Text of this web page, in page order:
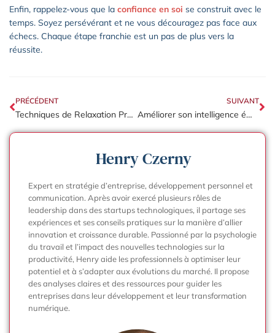
Enfin, rappelez-vous que la confiance en soi se construit avec le
temps. Soyez persévérant et ne vous découragez pas face aux
échecs. Chaque étape franchie est un pas de plus vers la
réussite.
PRÉCÉDENT
Techniques de Relaxation Profonde pour Améliorer le Bien-être en Entreprise
SUIVANT
Améliorer son intelligence émotionnelle pour réussir en entreprise
Henry Czerny
Expert en stratégie d’entreprise, développement personnel et
communication. Après avoir exercé plusieurs rôles de
leadership dans des startups technologiques, il partage ses
expériences et ses conseils pratiques sur la manière d’allier
innovation et croissance durable. Passionné par la psychologie
du travail et l’impact des nouvelles technologies sur la
productivité, Henry aide les professionnels à optimiser leur
potentiel et à s’adapter aux évolutions du marché. Il propose
des analyses claires et des ressources pour guider les
entreprises dans leur développement et leur transformation
numérique.